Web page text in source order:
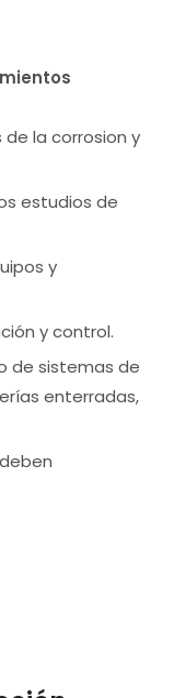
la corrosion y
estudios de
y
y control.
de sistemas de
enterradas,